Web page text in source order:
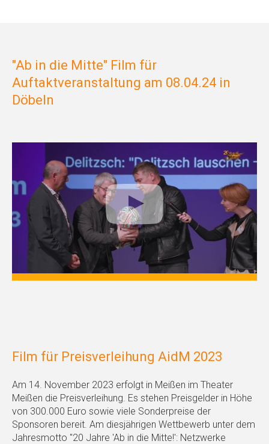
"Ab in die Mitte" Film für
Auftaktveranstaltung am 08.04.24 in
Döbeln
Film für Preisverleihung AidM 2023
Am 14. November 2023 erfolgt in Meißen im Theater
Meißen die Preisverleihung. Es stehen Preisgelder in Höhe
von 300.000 Euro sowie viele Sonderpreise der
Sponsoren bereit. Am diesjährigen Wettbewerb unter dem
Jahresmotto "20 Jahre 'Ab in die Mitte!': Netzwerke